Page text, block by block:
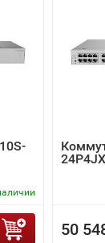
24P4JX
50